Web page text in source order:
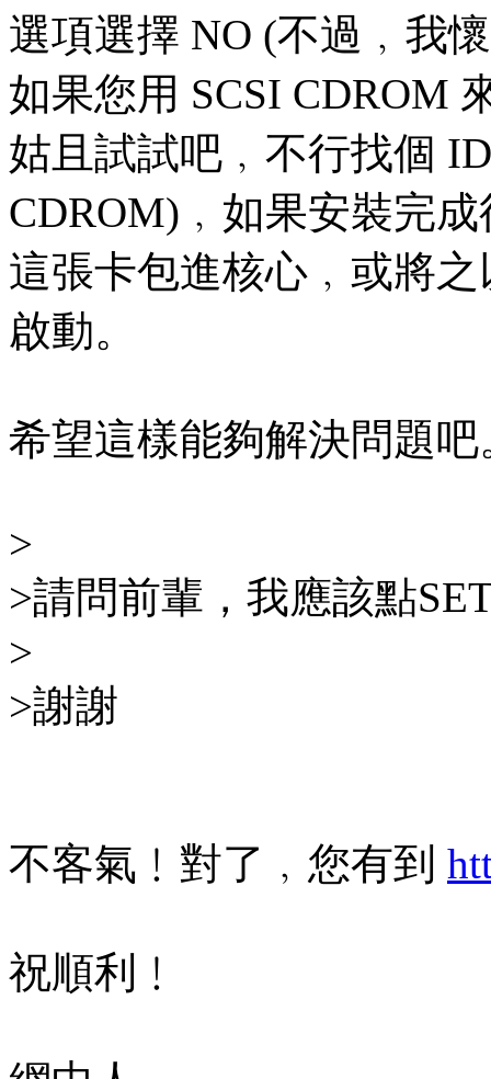
選項選擇 NO (不過﹐我
如果您用 SCSI CDROM
姑且試試吧﹐不行找個
CDROM)﹐如果安裝完
這張卡包進核心﹐或將
啟動。
希望這樣能夠解決問題吧
>
>請問前輩，我應該點
>
>謝謝
不客氣﹗對了﹐您有到
祝順利﹗